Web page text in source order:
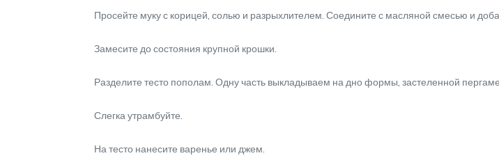
Просейте муку с корицей, солью и разрыхлителем. Соедините с масляной смесью и
Замесите до состояния крупной крошки.
Разделите тесто пополам. Одну часть выкладываем на дно формы, застеленной
Слегка утрамбуйте.
На тесто нанесите варенье или джем.